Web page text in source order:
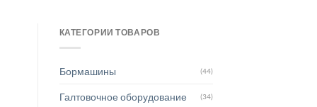
КАТЕГОРИИ ТОВАРОВ
Бормашины (44)
Галтовочное оборудование (34)